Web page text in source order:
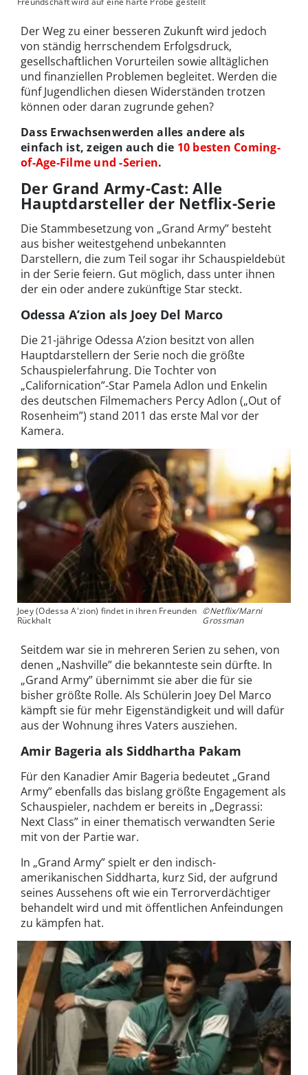
Der Weg zu einer besseren Zukunft wird jedoch
von ständig herrschendem Erfolgsdruck,
gesellschaftlichen Vorurteilen sowie alltäglichen
und finanziellen Problemen begleitet. Werden die
fünf Jugendlichen diesen Widerständen trotzen
können oder daran zugrunde gehen?
Dass Erwachsenwerden alles andere als
einfach ist, zeigen auch die 10 besten Coming-
of-Age-Filme und -Serien.
Der Grand Army-Cast: Alle
Hauptdarsteller der Netflix-Serie
Die Stammbesetzung von „Grand Army” besteht
aus bisher weitestgehend unbekannten
Darstellern, die zum Teil sogar ihr Schauspieldebüt
in der Serie feiern. Gut möglich, dass unter ihnen
der ein oder andere zukünftige Star steckt.
Odessa A’zion als Joey Del Marco
Die 21-jährige Odessa A’zion besitzt von allen
Hauptdarstellern der Serie noch die größte
Schauspielerfahrung. Die Tochter von
„Californication”-Star Pamela Adlon und Enkelin
des deutschen Filmemachers Percy Adlon („Out of
Rosenheim”) stand 2011 das erste Mal vor der
Kamera.
Joey (Odessa A'zion) findet in ihren Freunden
Rückhalt
©Netflix/Marni
Grossman
Seitdem war sie in mehreren Serien zu sehen, von
denen „Nashville” die bekannteste sein dürfte. In
„Grand Army” übernimmt sie aber die für sie
bisher größte Rolle. Als Schülerin Joey Del Marco
kämpft sie für mehr Eigenständigkeit und will dafür
aus der Wohnung ihres Vaters ausziehen.
Amir Bageria als Siddhartha Pakam
Für den Kanadier Amir Bageria bedeutet „Grand
Army” ebenfalls das bislang größte Engagement als
Schauspieler, nachdem er bereits in „Degrassi:
Next Class” in einer thematisch verwandten Serie
mit von der Partie war.
In „Grand Army” spielt er den indisch-
amerikanischen Siddharta, kurz Sid, der aufgrund
seines Aussehens oft wie ein Terrorverdächtiger
behandelt wird und mit öffentlichen Anfeindungen
zu kämpfen hat.